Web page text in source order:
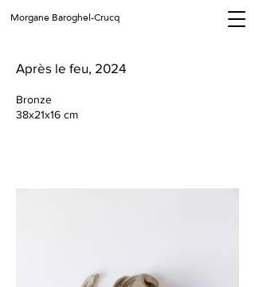
Morgane Baroghel-Crucq
Après le feu, 2024
Bronze
38x21x16 cm